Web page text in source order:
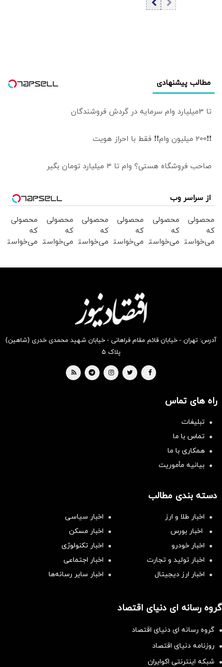
«اصلاً مذاکره
مطالب پیشنهادی
تا 3میلیارد وام سرمایه در گردش فروشندگان
❗❗200 میلیون وام❗❗ فقط با احراز هویت
صاحب فروشگاه هستی؟ وام تا ۳ میلیارد تومان بگیر
از سراسر وب
محصولی
که
می‌خواستی
محصولی
که
می‌خواستی
محصولی
که
می‌خواستی
بخر !
محصولی
که
می‌خواستی
بخر !
محصولی
که
می‌خواستی
محصولی
که
می‌خواستی
آدرس: تهران - خیابان قائم مقام فراهانی - خیابان شهید محمدی خدری (شاهین)
پلاک ۵
راه های تماس
تبلیغات
تماس با ما
همکاری با ما
بیانیه مأموریت
دسته بندی مطالب
اخبار طلا و ارز
اخبار سیاسی
اخبار بورس
اخبار مسکن
اخبار خودرو
اخبار تکنولوژی
اخبار تولید و تجارت
اخبار اجتماعی
اخبار ارز دیجیتال
اخبار سایر رسانه‌‌ها
گروه رسانه ای دنیای اقتصاد
گروه رسانه ای دنیای اقتصاد
روزنامه دنیای اقتصاد
شبکه اینترنتی اکوایران